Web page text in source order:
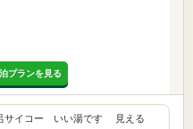
プランを見る
サイコー いい湯です 見える